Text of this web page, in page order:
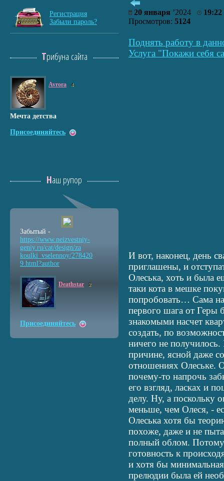
20 января ’2024
19:22
Просмотров: 5124
Поднять работу в
Услуга "Покажи себя
И вот, наконец, день
приглашены, и
Олеська, хоть и была
таки кота в мешке
попробовать… Сама
первого шага от Геры
знакомыми насчет
создать, по
ничего не
причине, ясной даже
отношениях Олеське.
почему-то напрочь
его взгляд, ласках и
делу. Ну, а поскольку
меньше, чем Олеся, -
Олеська хотя бы
похоже, даже и не
полный облом.
готовность к
и хотя бы
прелюдии была ей
Регистрация
Забыли пароль?
Трибуна сайта
Avrora 4
Мечта детства
Присоединяйтесь
Наш рупор
Забытый -
https://www.neizvestniy-
geniy.ru/cat/design/za
koulki_vselennoy/278420
9.html?author
Deathstar 2
Присоединяйтесь